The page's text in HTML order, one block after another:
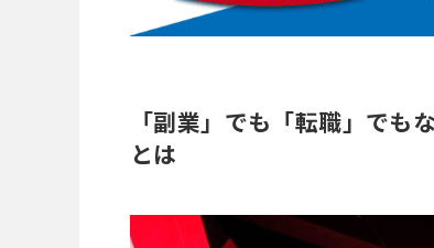
「副業」でも「転職」で
とは